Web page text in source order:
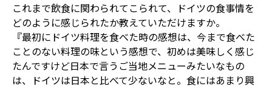
これまで飲食に関わられてこられて、ドイツの食事情を
どのように感じられたか教えていただけますか。
『最初にドイツ料理を食べた時の感想は、今まで食べた
ことのない料理の味という感想で、初めは美味しく感じ
たんですけど日本で言うご当地メニューみたいなもの
は、ドイツは日本と比べて少ないなと。食にはあまり興